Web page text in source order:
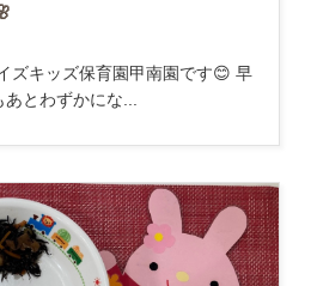
ズキッズ保育園甲南園です😊 早
とわずかにな...